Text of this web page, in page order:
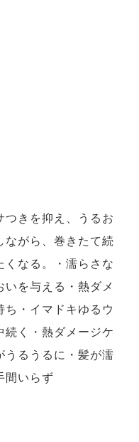
きを抑え、うるお
ながら、巻きたて続
くなる。・濡らさな
を与える・熱ダメ
・イマドキゆるウ
く・熱ダメージケ
うるうるに・髪が濡
間いらず